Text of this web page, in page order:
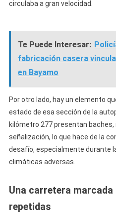
circulaba a gran velocidad.
Te Puede Interesar:
fabricación casera
en Bayamo
Por otro lado, hay un elemento
estado de esa sección de la
kilómetro 277 presentan
señalización, lo que hace de la
desafío, especialmente durante
climáticas adversas.
Una carretera
repetidas